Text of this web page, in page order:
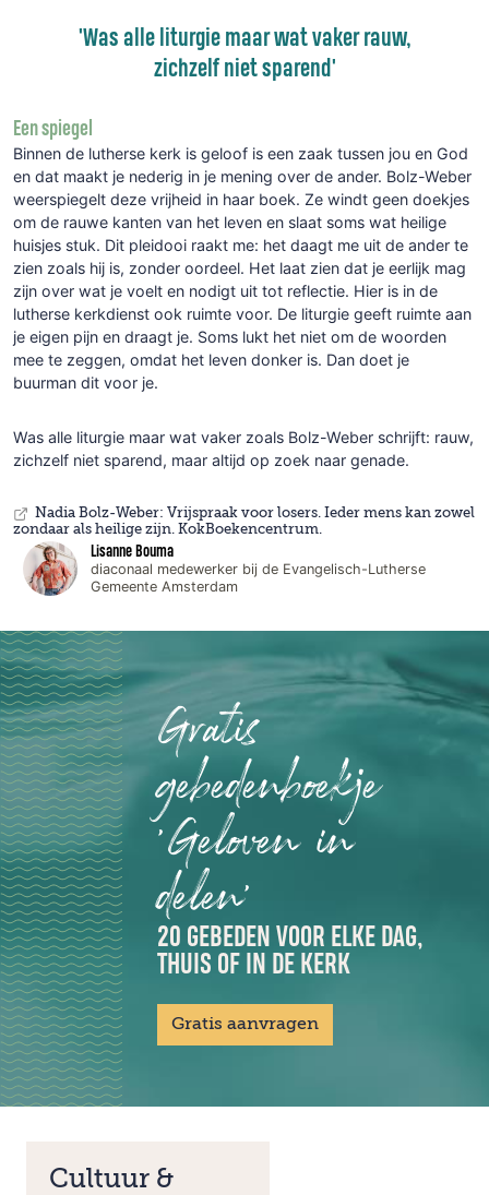
'Was alle liturgie maar wat vaker rauw,
zichzelf niet sparend'
Een spiegel
Binnen de lutherse kerk is geloof is een zaak tussen jou en God
en dat maakt je nederig in je mening over de ander. Bolz-Weber
weerspiegelt deze vrijheid in haar boek. Ze windt geen doekjes
om de rauwe kanten van het leven en slaat soms wat heilige
huisjes stuk. Dit pleidooi raakt me: het daagt me uit de ander te
zien zoals hij is, zonder oordeel. Het laat zien dat je eerlijk mag
zijn over wat je voelt en nodigt uit tot reflectie. Hier is in de
lutherse kerkdienst ook ruimte voor. De liturgie geeft ruimte aan
je eigen pijn en draagt je. Soms lukt het niet om de woorden
mee te zeggen, omdat het leven donker is. Dan doet je
buurman dit voor je.
Was alle liturgie maar wat vaker zoals Bolz-Weber schrijft: rauw,
zichzelf niet sparend, maar altijd op zoek naar genade.
Nadia Bolz-Weber: Vrijspraak voor losers. Ieder mens kan zowel
zondaar als heilige zijn. KokBoekencentrum.
Lisanne Bouma
diaconaal medewerker bij de Evangelisch-Lutherse
Gemeente Amsterdam
Gratis
gebedenboekje
'Geloven in
delen'
20 GEBEDEN VOOR ELKE DAG,
THUIS OF IN DE KERK
Gratis aanvragen
Cultuur &